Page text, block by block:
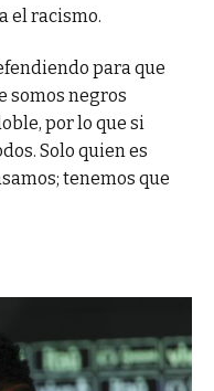
el racismo.
para que
somos negros
por lo que si
Solo quien es
tenemos que